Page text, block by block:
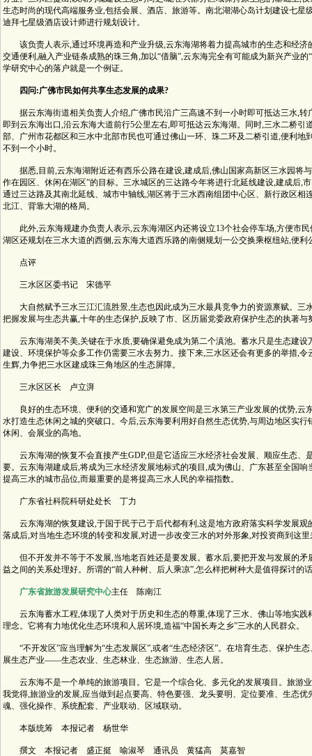
生态时尚的现代高端服务业,包括会展、酒店、旅游等。南北湖湖心岛计划建设七星
迪拜七星级酒店设计师进行规划设计。
该负责人表示,通过环境再造和产业升级,云东海湖将着力提高城市的生态和经
交通便利,融入产业链条成熟的珠三角,加以“借脑”,云东海完全有可能成为新兴产业的
学研究中心的落户就是一个例证。
四问:广佛市民如何共享生态发展的成果?
据云东海街道相关负责人介绍,广佛市民沿广三高速不到一小时即可抵达三水,转
即到云东海出口,沿云东海大道前行5公里左右,即可抵达云东海湖。同时,三水二桥引
部、广州市花都区和三水中北部市民也可通过佛山一环、珠二环及二桥引道,便利地
不到一个小时。
据悉,目前,云东海湖附近还有西乐公路在建设,建成后,佛山国家高新区三水园将与
作在园区、休闲在湖区”的目标。三水城区的三达路今年将进行北延线建设,建成后,
通过三达路及其南北延线、城市中轴线,湖区将于三水西南组团中心区、新行政区相
北江、背靠大湖的格局。
此外,云东海规建办负责人表示,云东海湖区内还将设立13个社会停车场,方便市民
湖区还规划在三水大道的西侧,云东海大道西乐路的南侧规划一公交换乘枢纽站,便利
点评
三水区区委书记 宋德平
大自然赋予三水三江汇流胜景,生态也因此成为三水最具竞争力的资源禀赋。三
把握发展与生态共赢,十年的生态保护,反映了市、区历届党委政府保护生态的执著与
云东海湖美不美,关键在于水质,要确保避免成为第二个滇池。蓄水只是生态建设
建设、环境保护等众多工作仍需要三水去努力。接下来,三水区还会有更多的举措,令
生辉,力争把三水区建成珠三角地区的生态屏障。
三水区区长 卢立湃
良好的生态环境、便利的交通和宽广的发展空间是三水第三产业发展的优势,云
水打造生态休闲之城的突破口。今后,云东海要利用好自然生态优势,与周边地区实行
休闲、会展业的高地。
云东海湖的恢复不会直接产生GDP,但是它适应三水经济社会发展、顺应生态、
要。云东海湖建成后,将成为三水经济发展地标式的项目,成为佛山、广东甚至全国响
提高三水的城市品位,而最重要的是将提高三水人民的幸福指数。
广东省社科院科研处处长 丁力
云东海湖的恢复建设,于国于民于己于后代都有利,这是地方政府落实科学发展观
落成后,对当地生态环境的转变和发展,对进一步改变三水的对外形象,对投资商到这
但不开发并不等于不发展,当地老百姓还是要发展。蓄水后,要把开发与发展的矛
益之间的关系处理好。所谓的“前人种树、后人乘凉”,怎么样把树种大是值得探讨的
广东省旅游发展研究中心主任 陈南江
云东海蓄水工程,体现了人类对于历史和生态的尊重,体现了三水、佛山等地实践
理念。它将有力地优化生态环境和人居环境,造福“中国长寿之乡”三水的人民群众。
“不开发区”应当理解为“生态发展区”,或者“生态经济区”。在培育生态、保护生
展生态产业——生态农业、生态林业、生态旅游、生态人居。
云东海不是一个单纯的旅游项目。它是一个综合化、多元化的发展项目。旅游
我觉得,旅游业的发展,应当做到起点要高、特色要强、龙头要明、定位要准、生态优
魂、强化操作、系统配套、产业联动、区域联动。
本版统筹 本报记者 杨世华
撰文 本报记者 盛正挺 喻淑琴 通讯员 黄猛高 莫嘉智